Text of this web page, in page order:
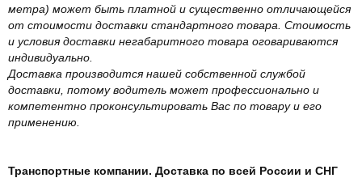
метра) может быть платной и существенно отличающейся
от стоимости доставки стандартного товара. Стоимость
и условия доставки негабаритного товара оговариваются
индивидуально.
Доставка производится нашей собственной службой
доставки, потому водитель может профессионально и
компетентно проконсультировать Вас по товару и его
применению.
Транспортные компании. Доставка по всей России и СНГ